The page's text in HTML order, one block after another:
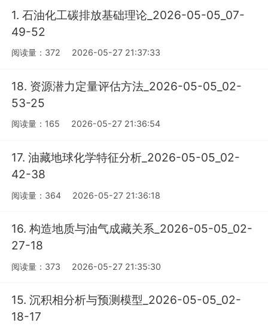
1. 石油化工碳排放基础理论_2026-05-05_07-
49-52
阅读量：372 2026-05-27 21:37:33
18. 资源潜力定量评估方法_2026-05-05_02-
53-25
阅读量：165 2026-05-27 21:36:54
17. 油藏地球化学特征分析_2026-05-05_02-
42-38
阅读量：364 2026-05-27 21:36:18
16. 构造地质与油气成藏关系_2026-05-05_02-
27-18
阅读量：373 2026-05-27 21:35:30
15. 沉积相分析与预测模型_2026-05-05_02-
18-17